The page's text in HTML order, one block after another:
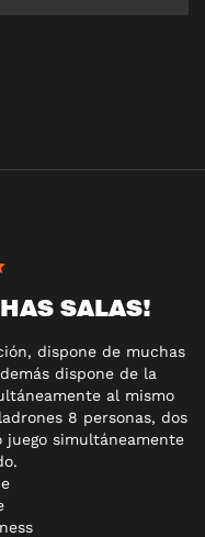
SALAS!
dispone de muchas
dispone de la
al mismo
8 personas, dos
juego simultáneamente